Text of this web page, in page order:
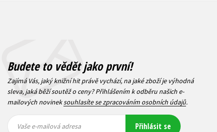
Budete to vědět jako první!
Zajímá Vás, jaký knižní hit právě vychází, na jaké zboží je výhodná
sleva, jaká běží soutěž o ceny? Přihlášením k odběru našich e-
mailových novineksouhlasíte se zpracováním osobních údajů.
mailová
mailová
Vaše e-mailová adresa Přihlásit se